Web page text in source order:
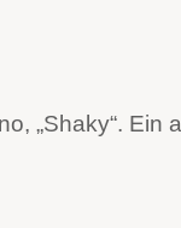
„Shaky“. Ein